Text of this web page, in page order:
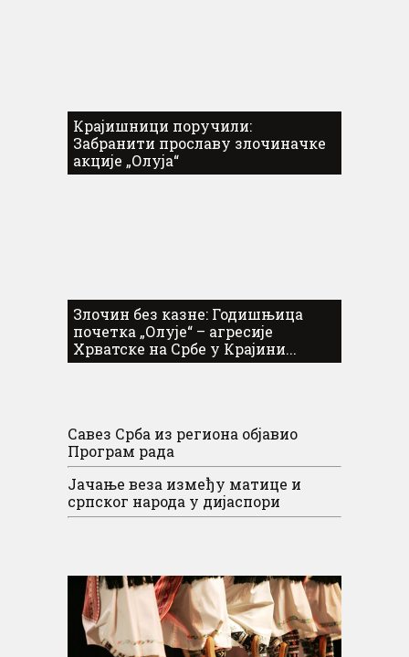
Крајишници поручили:
Забранити прославу злочиначке
акције „Олуја“
Злочин без казне: Годишњица
почетка „Олује“ – агресије
Хрватске на Србе у Крајини...
Савез Срба из региона објавио
Програм рада
Јачање веза између матице и
српског народа у дијаспори